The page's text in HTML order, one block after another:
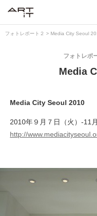
フォトレポート２ > Media City Seoul
フォトレポ
Media
Media City Seoul 2010
2010年９月７日（火）-11
http://